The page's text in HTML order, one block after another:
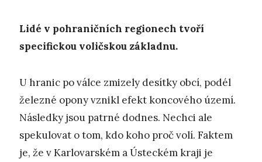
Lidé v pohraničních regionech tvoří
specifickou voličskou základnu.
U hranic po válce zmizely desítky obcí, podél
železné opony vznikl efekt koncového území.
Následky jsou patrné dodnes. Nechci ale
spekulovat o tom, kdo koho proč volí. Faktem
je, že v Karlovarském a Ústeckém kraji je